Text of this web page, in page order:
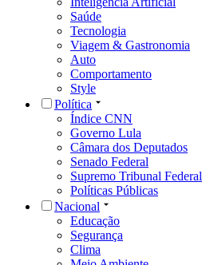
Saúde
Tecnologia
Viagem & Gastronomia
Auto
Comportamento
Style
Política
Índice CNN
Governo Lula
Câmara dos Deputados
Senado Federal
Supremo Tribunal Federal
Políticas Públicas
Nacional
Educação
Segurança
Clima